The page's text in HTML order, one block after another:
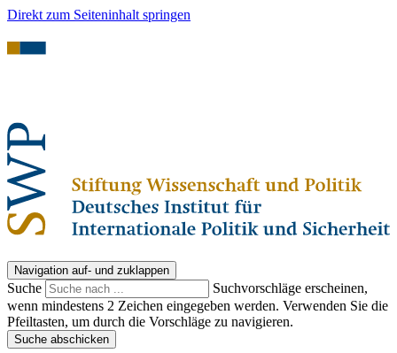
Direkt zum Seiteninhalt springen
Navigation auf- und zuklappen
Suche
Suchvorschläge erscheinen,
wenn mindestens 2 Zeichen eingegeben werden. Verwenden Sie die
Pfeiltasten, um durch die Vorschläge zu navigieren.
Suche abschicken